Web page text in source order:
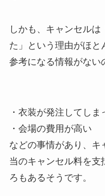
しかも、キャンセル
た」という理由がほと
参考になる情報がない
・衣装が発注してしま
・会場の費用が高い
などの事情があり、キ
当のキャンセル料を支
ろもあるそうです。